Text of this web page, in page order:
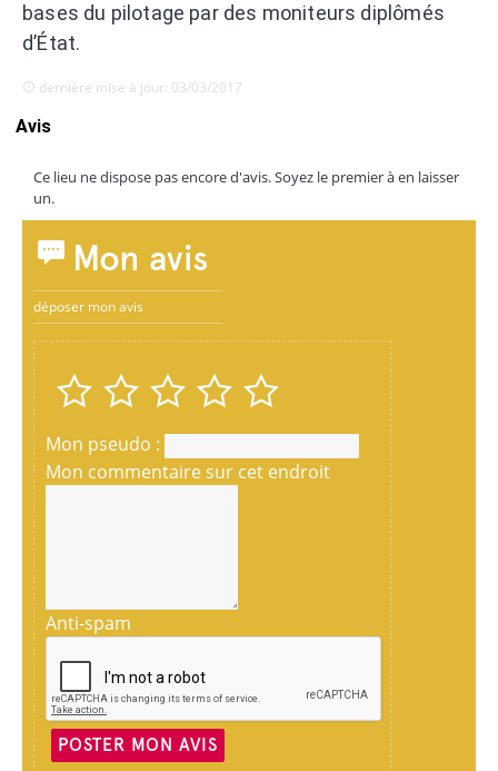
bases du pilotage par des moniteurs diplômés
d’État.
dernière mise à jour: 03/03/2017
Avis
Ce lieu ne dispose pas encore d'avis. Soyez le premier à en laisser
un.
Mon avis
déposer mon avis
Mon pseudo :
Mon commentaire sur cet endroit
Anti-spam
POSTER MON AVIS